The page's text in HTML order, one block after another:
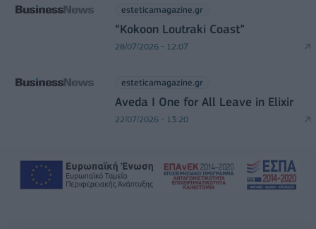
esteticamagazine.gr
“Kokoon Loutraki Coast”
28/07/2026 - 12:07
esteticamagazine.gr
Aveda I One for All Leave in Elixir
22/07/2026 - 13:20